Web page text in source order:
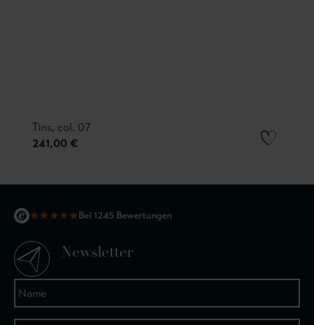
Tins, col. 07
241,00 €
★★★★★Bei 1245 Bewertungen
Newsletter